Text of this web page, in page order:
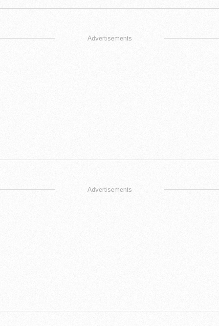
Advertisements
Advertisements